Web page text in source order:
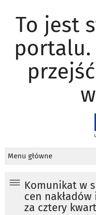
To jest
Menu główne
Komunikat w
cen
za cztery